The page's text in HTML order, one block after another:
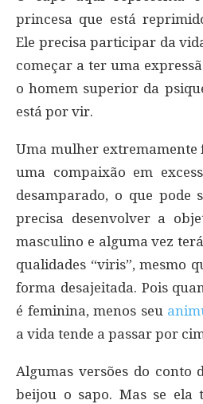
princesa que está
Ele precisa participar da
começar a ter uma
o homem superior da
está por vir.
Uma mulher
uma compaixão em
desamparado, o que pode
precisa desenvolver a
masculino e alguma vez
qualidades “viris”, mesmo
forma desajeitada. Pois
é feminina, menos seu
a vida tende a passar por
Algumas versões do conto
beijou o sapo. Mas se ela